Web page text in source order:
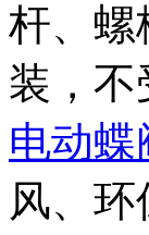
杆、螺
装，不
电动蝶
风、